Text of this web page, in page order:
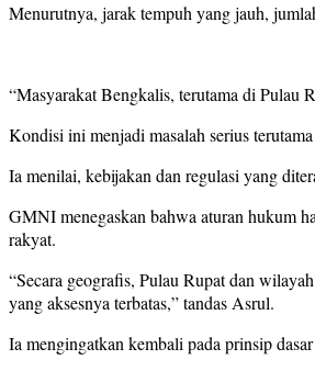
Menurutnya, jarak tempuh yang jauh,
“Masyarakat Bengkalis, terutama di Pulau
Kondisi ini menjadi masalah serius
Ia menilai, kebijakan dan regulasi yang
GMNI menegaskan bahwa aturan hukum
rakyat.
“Secara geografis, Pulau Rupat dan
yang aksesnya terbatas,” tandas Asrul.
Ia mengingatkan kembali pada prinsip